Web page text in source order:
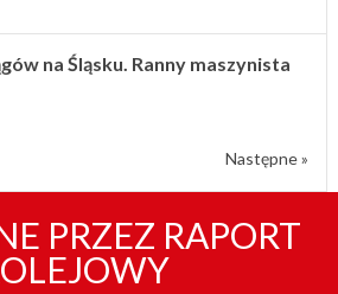
na Śląsku. Ranny maszynista
Następne »
PRZEZ RAPORT